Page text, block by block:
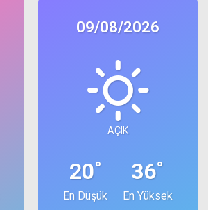
09/08/2026
AÇIK
20°
En Düşük
36°
En Yüksek